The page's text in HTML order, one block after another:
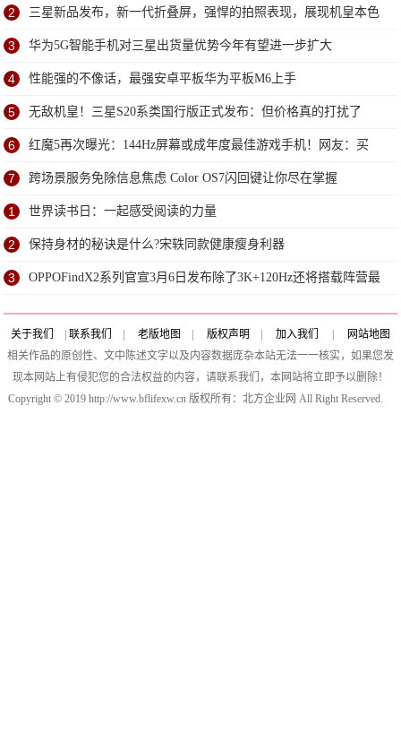
面子
2 三星新品发布，新一代折叠屏，强悍的拍照表现，展现机皇本色
3 华为5G智能手机对三星出货量优势今年有望进一步扩大
4 性能强的不像话，最强安卓平板华为平板M6上手
5 无敌机皇！三星S20系类国行版正式发布：但价格真的打扰了
6 红魔5再次曝光：144Hz屏幕或成年度最佳游戏手机！网友：买
7 跨场景服务免除信息焦虑 Color OS7闪回键让你尽在掌握
1 世界读书日：一起感受阅读的力量
2 保持身材的秘诀是什么?宋轶同款健康瘦身利器
3 OPPOFindX2系列官宣3月6日发布除了3K+120Hz还将搭载阵营最
强线性马达
关于我们 联系我们 老版地图 版权声明 加入我们
网站地图
相关作品的原创性、文中陈述文字以及内容数据庞杂本站无法一一核实，如果您发
现本网站上有侵犯您的合法权益的内容，请联系我们，本网站将立即予以删除！
Copyright © 2019 http://www.bflifexw.cn 版权所有：北方企业网 All Right Reserved.